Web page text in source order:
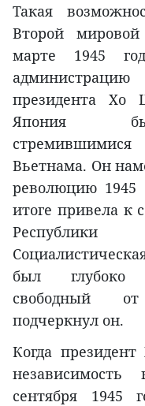
Такая
Второй
марте 1945
президента
Япония
Вьетнама. Он
революцию 1945
итоге привела к
был глубоко
свободный
подчеркнул он.
Когда
сентября 1945